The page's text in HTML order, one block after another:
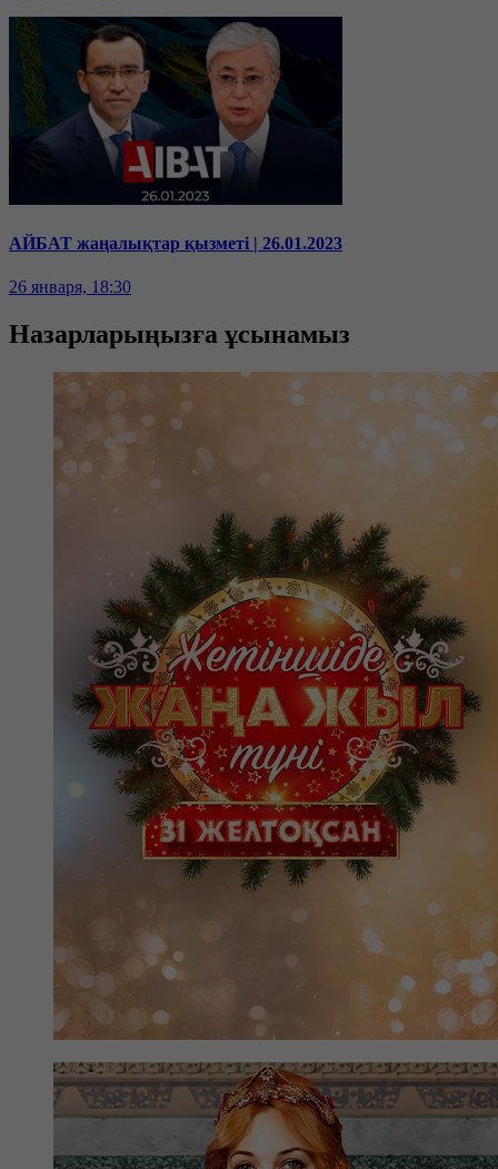
АЙБАТ жаңалықтар қызметі | 26.01.2023
26 января, 18:30
Назарларыңызға ұсынамыз